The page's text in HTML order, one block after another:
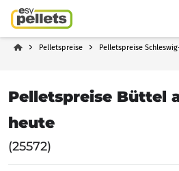
Pelletspreise Pelletspreise
Pelletspreise Büttel
heute
(25572)